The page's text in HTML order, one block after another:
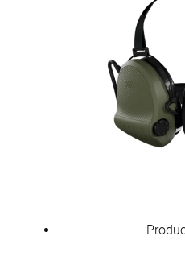
Pistolet CZ Tactical Sport
6 290,00 zł